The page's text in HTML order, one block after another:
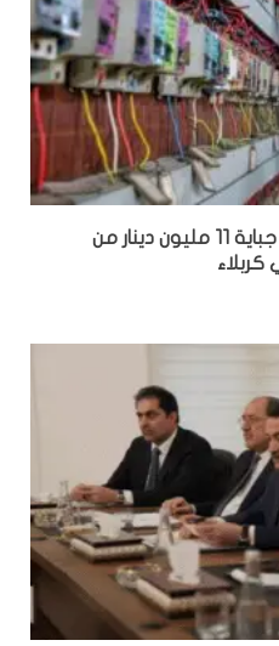
مشغل مولدة يختفي بعد جباية 11 مليون دينار من